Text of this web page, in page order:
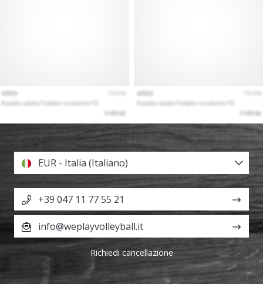
EUR - Italia (Italiano)
+39 047 11 77 55 21
info@weplayvolleyball.it
Richiedi cancellazione